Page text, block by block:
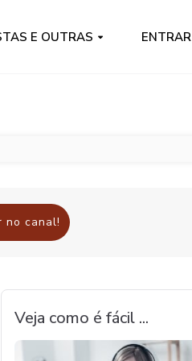
E OUTRAS ENTRAR
canal!
Veja como é fácil ...